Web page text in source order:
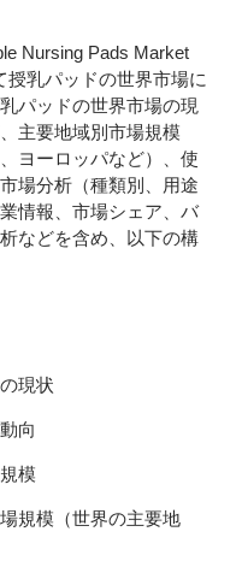
Nursing Pads Market
授乳パッドの世界市場に
パッドの世界市場の現
主要地域別市場規模
ヨーロッパなど）、使
場分析（種類別、用途
情報、市場シェア、バ
などを含め、以下の構
現状
向
模
規模（世界の主要地